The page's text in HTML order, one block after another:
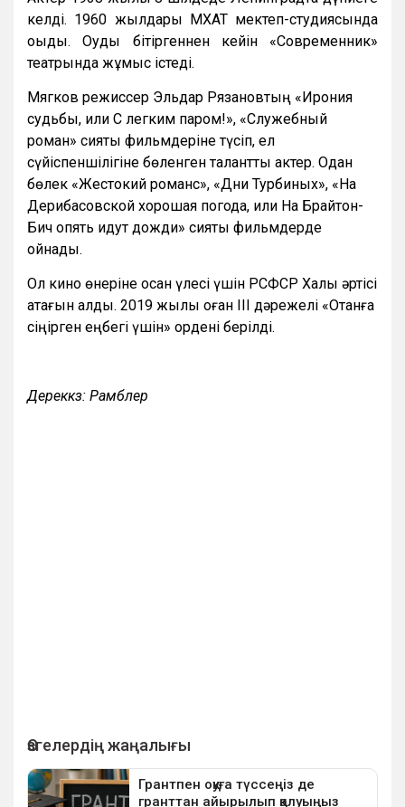
келді. 1960 жылдары МХАТ мектеп-студиясында
оқыды. Оқуды бітіргеннен кейін «Современник»
театрында жұмыс істеді.
Мягков режиссер Эльдар Рязановтың «Ирония
судьбы, или С легким паром!», «Служебный
роман» сияқты фильмдеріне түсіп, ел
сүйіспеншілігіне бөленген талантты актер. Одан
бөлек «Жестокий романс», «Дни Турбиных», «На
Дерибасовской хорошая погода, или На Брайтон-
Бич опять идут дожди» сияқты фильмдерде
ойнады.
Ол кино өнеріне қосқан үлесі үшін РСФСР Халық әртісі
атағын алды. 2019 жылы оған III дәрежелі «Отанға
сіңірген еңбегі үшін» ордені берілді.
Дереккөз: Рамблер